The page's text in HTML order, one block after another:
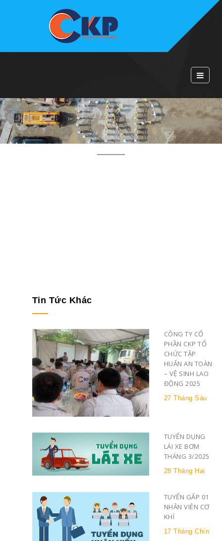
Tin Tức Khác
CÔNG TY CỔ
PHẦN CKP TỔ
CHỨC TẬP
HUẤN AN TOÀN
– VỆ SINH LAO
ĐỘNG 2025
27 Tháng Sáu
TUYỂN DỤNG
LÁI XE BƠM
THÁNG 3/2025
28 Tháng Hai
TUYỂN GẤP 01
NHÂN VIÊN CƠ
KHÍ
17 Tháng Chín